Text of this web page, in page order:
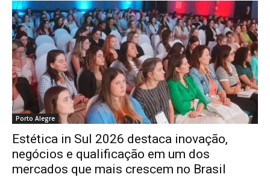
Porto Alegre
Estética in Sul 2026 destaca inovação,
negócios e qualificação em um dos
mercados que mais crescem no Brasil